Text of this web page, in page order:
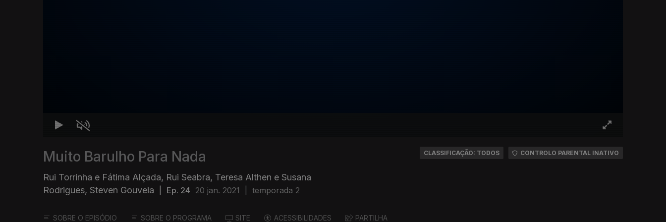
Muito Barulho Para Nada
Rui Torrinha e Fátima Alçada, Rui Seabra, Teresa Althen e Susana
Rodrigues, Steven Gouveia
Ep. 24 20 jan. 2021 temporada 2
CLASSIFICAÇÃO: TODOS CONTROLO PARENTAL INATIVO
SOBRE O EPISÓDIO SOBRE O PROGRAMA SITE ACESSIBILIDADES PARTILHA